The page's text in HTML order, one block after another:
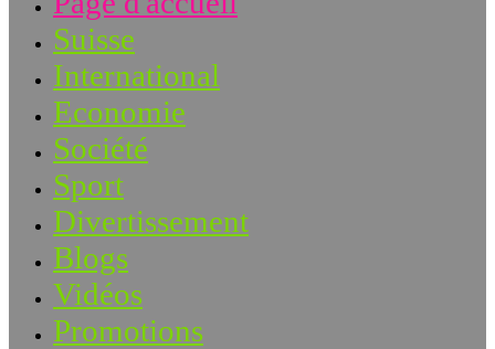
Suisse
International
Economie
Société
Sport
Divertissement
Blogs
Vidéos
Promotions